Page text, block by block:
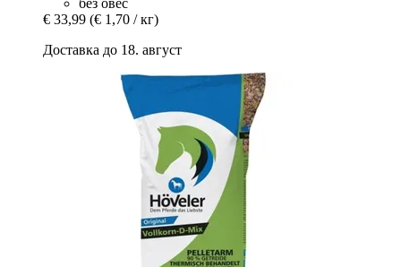
без овес
€ 33,99 (€ 1,70 / кг)
Доставка до 18. август